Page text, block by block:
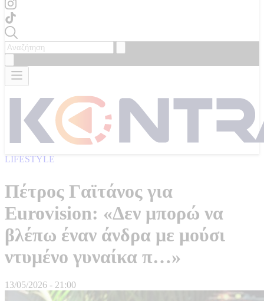
LIFESTYLE
Πέτρος Γαϊτάνος για
Eurovision: «Δεν μπορώ να
βλέπω έναν άνδρα με μούσι
ντυμένο γυναίκα π…»
13/05/2026 - 21:00